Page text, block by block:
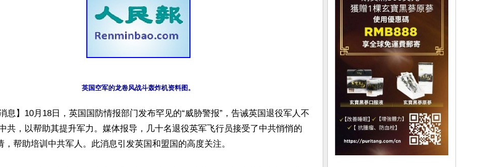
消息】10月18日，英国国防情报部门发布罕见的“威胁警报”，告诫英国退役军人不
共，以帮助其提升军力。媒体报导，几十名退役英军飞行员接受了中共悄悄的
，帮助培训中共军人。此消息引发英国和盟国的高度关注。